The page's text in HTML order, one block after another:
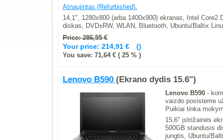
Atnaujintas (Refurbished).
14,1", 1280x800 (arba 1400x900) ekranas, Intel
diskas, DVD±RW, WLAN, Bluetooth, Ubuntu/Baltix
Price: 286,55 €
Your price: 214,91 €
You save: 71,64 € ( 25 % )
Lenovo B590 (Ekrano dydis 15.6")
Lenovo B590-
vaizdo posisteme
Puikiai tinka
15,6" įstrižainės
500GB standusis
jungtis, Ubuntu/